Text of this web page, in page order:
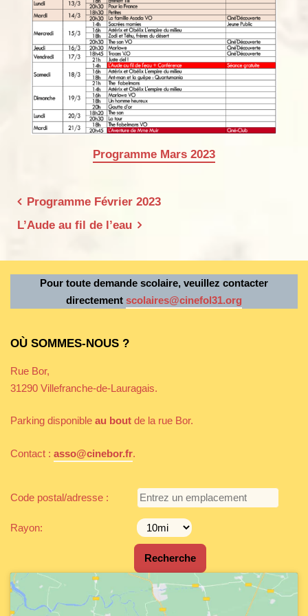
Programme Mars 2023
Navigation
de
Programme Février 2023
L’Aude au fil de l’eau
Pour toute demande scolaire, veuillez contacter
directement scolaires@cinefol31.org
OÙ SOMMES-NOUS ?
Rue Bor,
31290 Villefranche-de-Lauragais.
Parking disponible au bout de la rue Bor.
Contact : asso@cinebor.fr.
Code postal/adresse :
Rayon: